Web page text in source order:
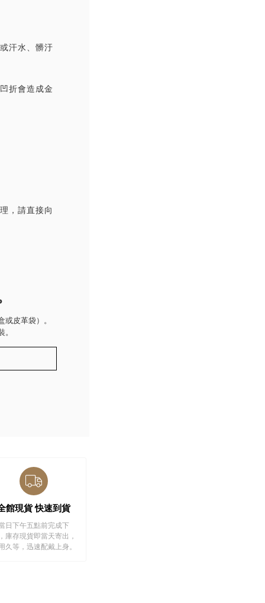
汗水、髒汙
折會造成金
，請直接向
皮革袋）。
館現貨 快速到貨
日下午五點前完成下
庫存現貨即當天寄出，
久等，迅速配戴上身。